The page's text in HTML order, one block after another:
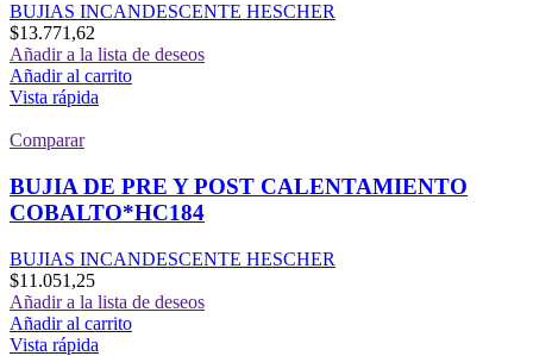
BUJIAS INCANDESCENTE HESCHER
$13.771,62
Añadir a la lista de deseos
Añadir al carrito
Vista rápida
Comparar
BUJIA DE PRE Y POST CALENTAMIENTO
COBALTO*HC184
BUJIAS INCANDESCENTE HESCHER
$11.051,25
Añadir a la lista de deseos
Añadir al carrito
Vista rápida